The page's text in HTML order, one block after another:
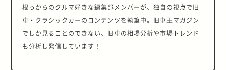
根っからのクルマ好きな編集部メンバーが、独自の視点で旧
車・クラシックカーのコンテンツを執筆中。旧車王マガジン
でしか見ることのできない、旧車の相場分析や市場トレンド
も分析し発信しています！